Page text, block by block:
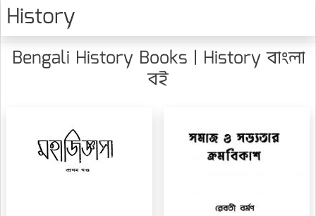
History
Bengali History Books | History বাংলা
বই